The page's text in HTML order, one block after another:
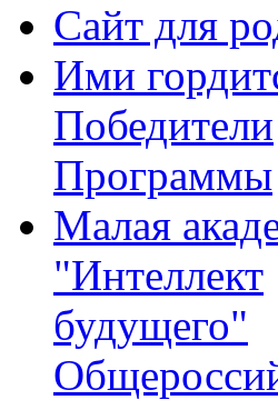
Сайт для
Ими
Победители
Программы
Малая
"Интеллект
будущего"